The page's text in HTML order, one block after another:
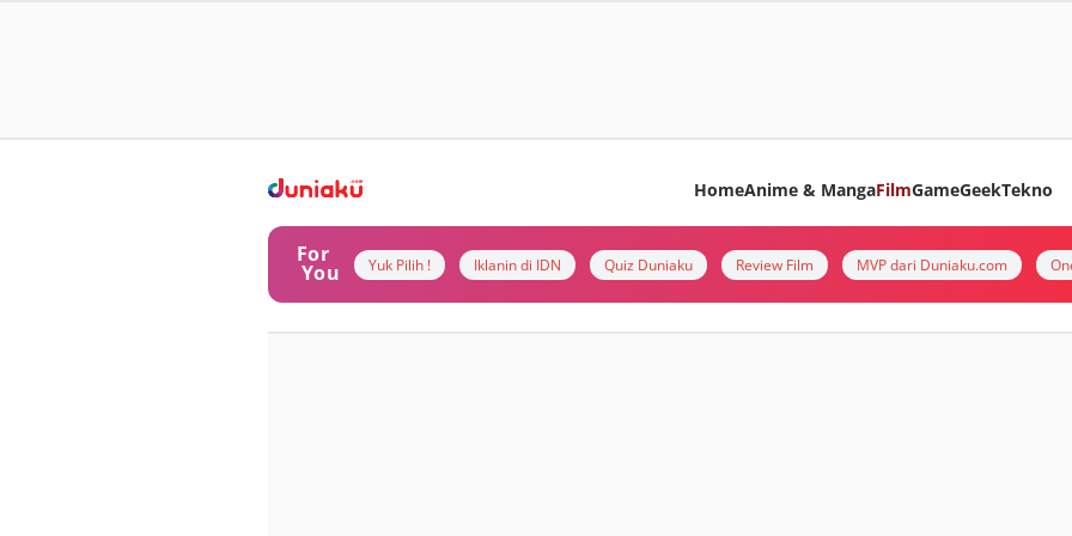
HomeAnime & MangaFilmGameGeekTekno
For
You Yuk Pilih ! Iklanin di IDN Quiz Duniaku Review Film MVP dari Duniaku.com